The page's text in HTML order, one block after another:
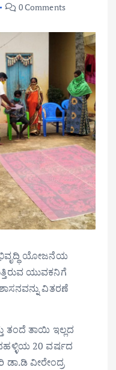
0 Comments
ಯೋಜನೆಯ
ಯುವಕನಿಗೆ
ವಿತರಣೆ
ತಂದೆ ತಾಯಿ ಇಲ್ಲದ
20 ವರ್ಷದ
ವೀರೇಂದ್ರ